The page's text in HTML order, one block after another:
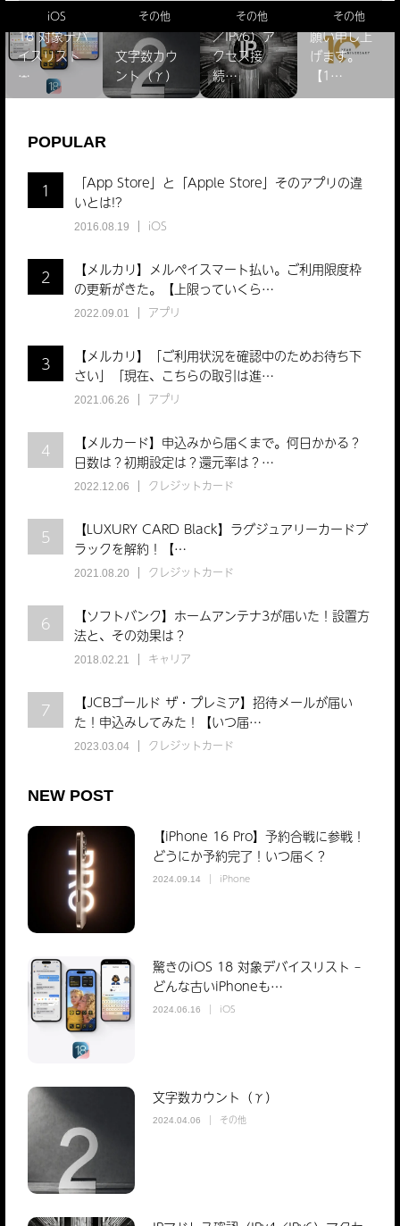
iOS
驚きのiOS
18 対象デバ
イスリスト
̵…
その他
文字数カウ
ント（γ）
その他
確認（IPv4
／IPv6）ア
クセス接
続…
その他
よろしくお
願い申し上
げます。
【1…
POPULAR
1
「App Store」と「Apple Store」そのアプリの違
いとは!?
2016.08.19 iOS
2
【メルカリ】メルペイスマート払い。ご利用限度枠
の更新がきた。【上限っていくら…
2022.09.01 アプリ
3
【メルカリ】「ご利用状況を確認中のためお待ち下
さい」「現在、こちらの取引は進…
2021.06.26 アプリ
4
【メルカード】申込みから届くまで。何日かかる？
日数は？初期設定は？還元率は？…
2022.12.06 クレジットカード
5
【LUXURY CARD Black】ラグジュアリーカードブ
ラックを解約！【…
2021.08.20 クレジットカード
6
【ソフトバンク】ホームアンテナ3が届いた！設置方
法と、その効果は？
2018.02.21 キャリア
7
【JCBゴールド ザ・プレミア】招待メールが届い
た！申込みしてみた！【いつ届…
2023.03.04 クレジットカード
NEW POST
【iPhone 16 Pro】予約合戦に参戦！
どうにか予約完了！いつ届く？
2024.09.14 iPhone
驚きのiOS 18 対象デバイスリスト –
どんな古いiPhoneも…
2024.06.16 iOS
文字数カウント（γ）
2024.04.06 その他